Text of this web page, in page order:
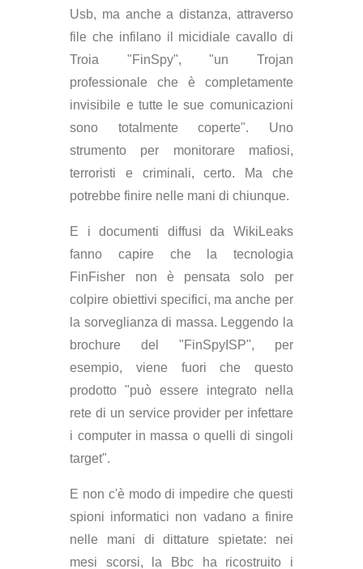
Usb, ma anche a distanza, attraverso
file che infilano il micidiale cavallo di
Troia "FinSpy", "un Trojan
professionale che è completamente
invisibile e tutte le sue comunicazioni
sono totalmente coperte". Uno
strumento per monitorare mafiosi,
terroristi e criminali, certo. Ma che
potrebbe finire nelle mani di chiunque.
E i documenti diffusi da WikiLeaks
fanno capire che la tecnologia
FinFisher non è pensata solo per
colpire obiettivi specifici, ma anche per
la sorveglianza di massa. Leggendo la
brochure del "FinSpyISP", per
esempio, viene fuori che questo
prodotto "può essere integrato nella
rete di un service provider per infettare
i computer in massa o quelli di singoli
target".
E non c'è modo di impedire che questi
spioni informatici non vadano a finire
nelle mani di dittature spietate: nei
mesi scorsi, la Bbc ha ricostruito i